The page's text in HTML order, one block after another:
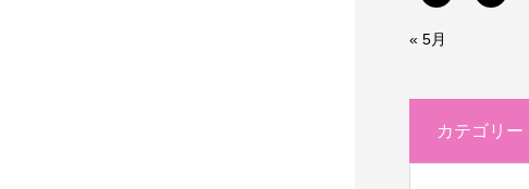
« 5月
カテゴリー